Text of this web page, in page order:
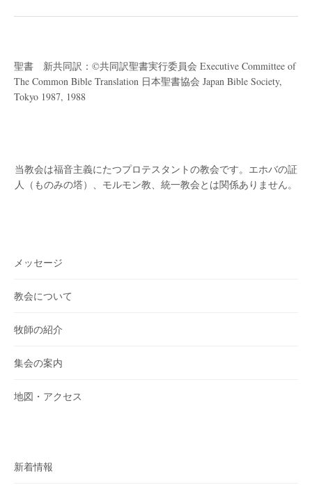
聖書 新共同訳：©共同訳聖書実行委員会 Executive Committee of
The Common Bible Translation 日本聖書協会 Japan Bible Society,
Tokyo 1987, 1988
当教会は福音主義にたつプロテスタントの教会です。 エホバの証
人（ものみの塔）、モルモン教、統一教会とは関係ありません。
メッセージ
教会について
牧師の紹介
集会の案内
地図・アクセス
新着情報